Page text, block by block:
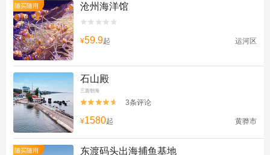
随买随用 沧州海洋馆


¥59.9起 运河区
石山殿
三面朝海

 3条评论
¥1580起 黄骅市
随买随用 东渡码头出海捕鱼基地